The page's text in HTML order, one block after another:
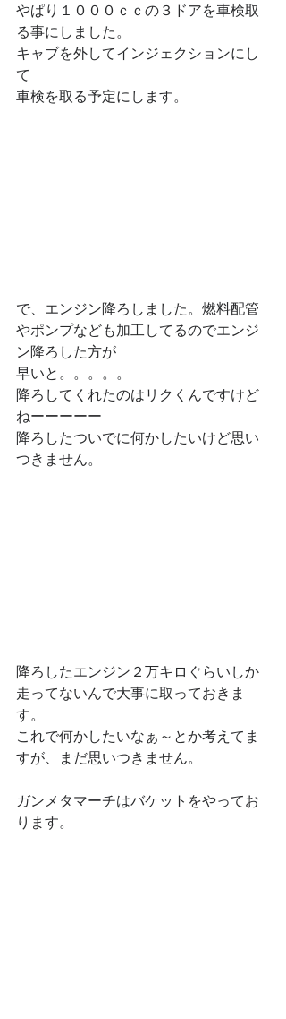
やぱり１０００ｃｃの３ドアを車検取
る事にしました。
キャブを外してインジェクションにし
て
車検を取る予定にします。
で、エンジン降ろしました。燃料配管
やポンプなども加工してるのでエンジ
ン降ろした方が
早いと。。。。。
降ろしてくれたのはリクくんですけど
ねーーーーー
降ろしたついでに何かしたいけど思い
つきません。
降ろしたエンジン２万キロぐらいしか
走ってないんで大事に取っておきま
す。
これで何かしたいなぁ～とか考えてま
すが、まだ思いつきません。
ガンメタマーチはバケットをやってお
ります。